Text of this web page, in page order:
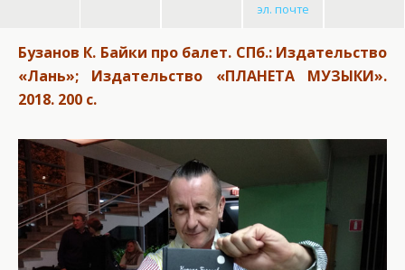
эл. почте
Бузанов К. Байки про балет. СПб.: Издательство
«Лань»; Издательство «ПЛАНЕТА МУЗЫКИ».
2018. 200 с.